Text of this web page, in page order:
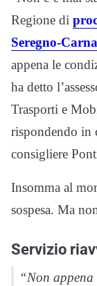
Regione di
Seregno-
appena le
ha detto
Trasporti e
rispondendo in
consigliere
Insomma al
sospesa. Ma
Servizio
“Non